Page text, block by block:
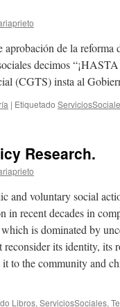
de la reforma
decimos
(CGTS) insta al
| Etiquetado
Research.
and voluntary social
in recent decades in
is dominated by
its identity, its
to the community and
Libros, ServiciosSociales,